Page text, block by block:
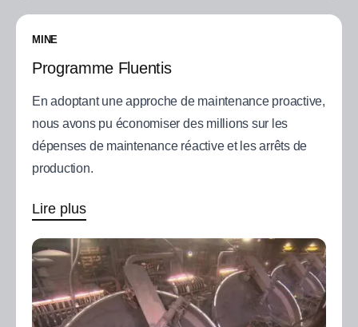
MINE
Programme Fluentis
En adoptant une approche de maintenance proactive,
nous avons pu économiser des millions sur les
dépenses de maintenance réactive et les arrêts de
production.
Lire plus